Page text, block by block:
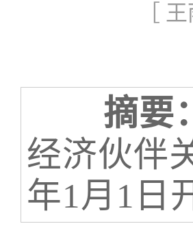
［
摘要：
经济伙伴
年1月1日